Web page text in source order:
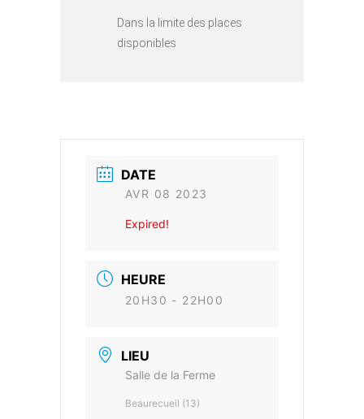
Dans la limite des places
disponibles
DATE
AVR 08 2023
Expired!
HEURE
20H30 - 22H00
LIEU
Salle de la Ferme
Beaurecueil (13)